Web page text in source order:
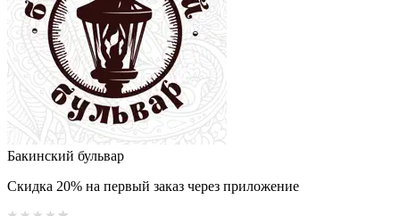
Бакинский бульвар
Скидка 20% на первый заказ через приложение